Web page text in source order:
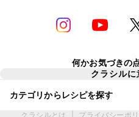
何かお気づきの
クラシルに
カテゴリからレシピを探す
クラシルとは プライバシーポ